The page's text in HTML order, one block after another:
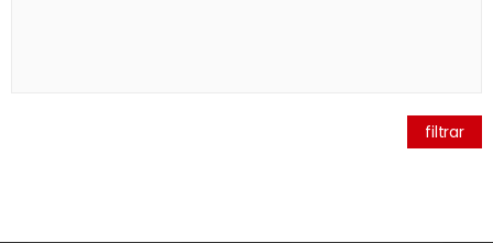
filtrar